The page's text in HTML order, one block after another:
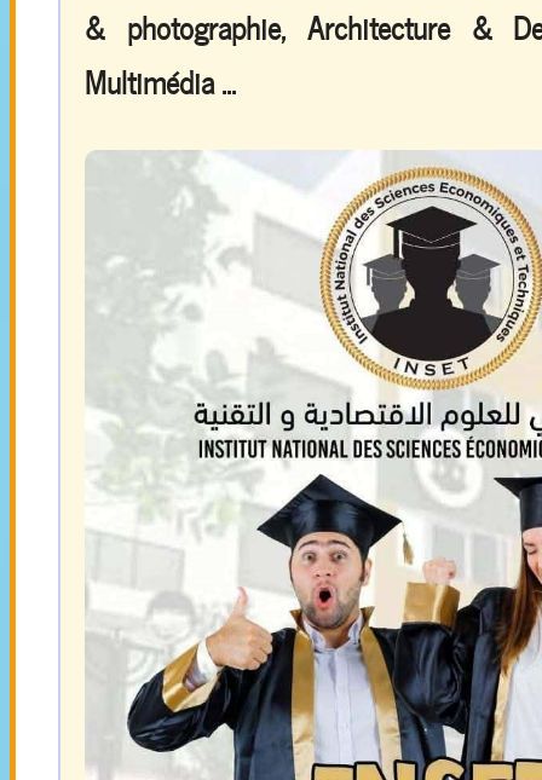
& photographie, Architecture &
Multimédia ...